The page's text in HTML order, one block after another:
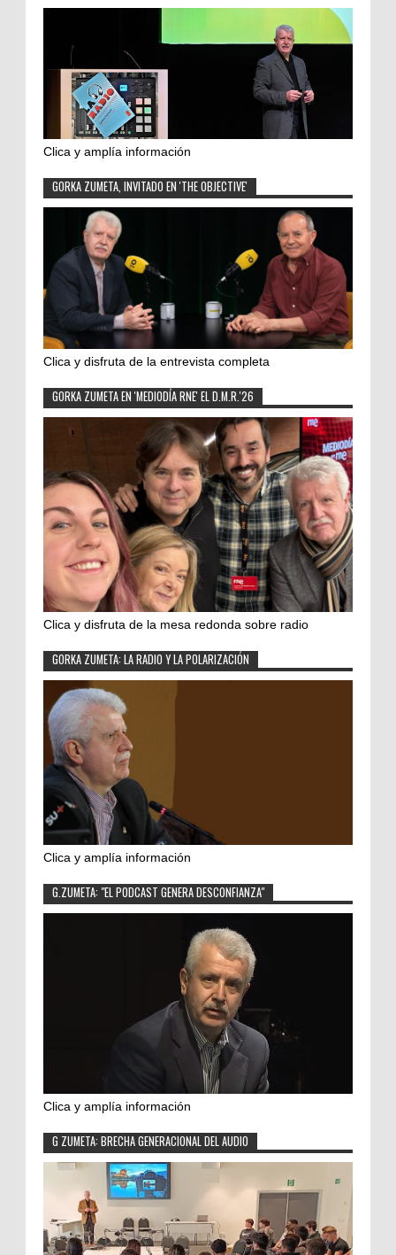
Clica y amplía información
GORKA ZUMETA, INVITADO EN 'THE OBJECTIVE'
Clica y disfruta de la entrevista completa
GORKA ZUMETA EN 'MEDIODÍA RNE' EL D.M.R.'26
Clica y disfruta de la mesa redonda sobre radio
GORKA ZUMETA: LA RADIO Y LA POLARIZACIÓN
Clica y amplía información
G.ZUMETA: "EL PODCAST GENERA DESCONFIANZA"
Clica y amplía información
G ZUMETA: BRECHA GENERACIONAL DEL AUDIO